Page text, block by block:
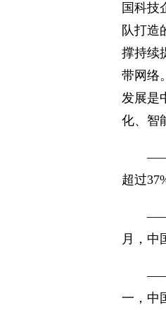
国科技
队打造
撑持续
带网络
发展是
化、智
超过
月，中
——
一，中